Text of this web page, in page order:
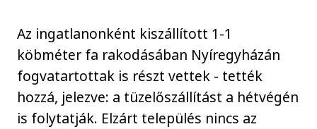
Az ingatlanonként kiszállított 1-1
köbméter fa rakodásában Nyíregyházán
fogvatartottak is részt vettek - tették
hozzá, jelezve: a tüzelőszállítást a hétvégén
is folytatják. Elzárt település nincs az